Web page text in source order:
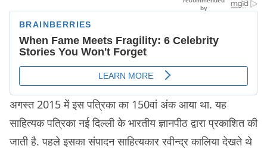
अगस्त 2015 में इस पत्रिका का 150वां अंक आया था. यह
साहित्यक पत्रिका नई दिल्ली के भारतीय ज्ञानपीठ द्वारा प्रकाशित की
जाती है. पहले इसका संपादन साहित्यकार रवीन्द्र कालिया देखते थे